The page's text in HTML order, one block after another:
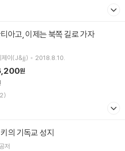
아고, 이제는 북쪽 길로 가자
제이(J&jj)
2018.8.10.
원
2)
의 기독교 성지
저